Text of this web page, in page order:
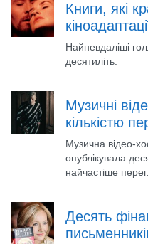
Книги, які
Найневдаліші
десятиліть.
Музичні
кількістю
Музична відео-
опублікувала
найчастіше
Десять